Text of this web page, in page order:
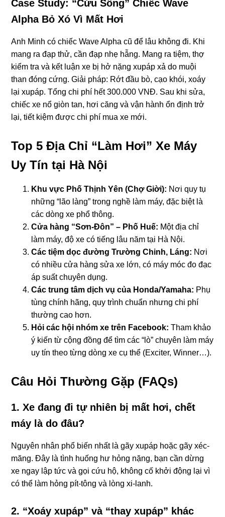
Case Study: “Cứu Sống” Chiếc Wave
Alpha Bỏ Xó Vì Mất Hơi
Anh Minh có chiếc Wave Alpha cũ để lâu không đi. Khi
mang ra đạp thử, cần đạp nhẹ hẫng. Mang ra tiệm, thợ
kiểm tra và kết luận xe bị hở nặng xupáp xả do muội
than đóng cứng. Giải pháp: Rớt đầu bò, cạo khói, xoáy
lại xupáp. Tổng chi phí hết 300.000 VNĐ. Sau khi sửa,
chiếc xe nổ giòn tan, hơi căng và vận hành ổn định trở
lại, tiết kiệm được chi phí mua xe mới.
Top 5 Địa Chỉ “Làm Hơi” Xe Máy
Uy Tín tại Hà Nội
Khu vực Phố Thịnh Yên (Chợ Giời): Nơi quy tụ
những “lão làng” trong nghề làm máy, đặc biệt là
các dòng xe phổ thông.
Cửa hàng “Sơn-Đôn” – Phố Huế: Một địa chỉ
làm máy, độ xe có tiếng lâu năm tại Hà Nội.
Các tiệm dọc đường Trường Chinh, Láng: Nơi
có nhiều cửa hàng sửa xe lớn, có máy móc đo đạc
áp suất chuyên dụng.
Các trung tâm dịch vụ của Honda/Yamaha: Phụ
tùng chính hãng, quy trình chuẩn nhưng chi phí
thường cao hơn.
Hỏi các hội nhóm xe trên Facebook: Tham khảo
ý kiến từ cộng đồng để tìm các “lò” chuyên làm máy
uy tín theo từng dòng xe cụ thể (Exciter, Winner…).
Câu Hỏi Thường Gặp (FAQs)
1. Xe đang đi tự nhiên bị mất hơi, chết
máy là do đâu?
Nguyên nhân phổ biến nhất là gãy xupáp hoặc gãy xéc-
măng. Đây là tình huống hư hỏng nặng, bạn cần dừng
xe ngay lập tức và gọi cứu hộ, không cố khởi động lại vì
có thể làm hỏng pít-tông và lòng xi-lanh.
2. “Xoáy xupáp” và “thay xupáp” khác